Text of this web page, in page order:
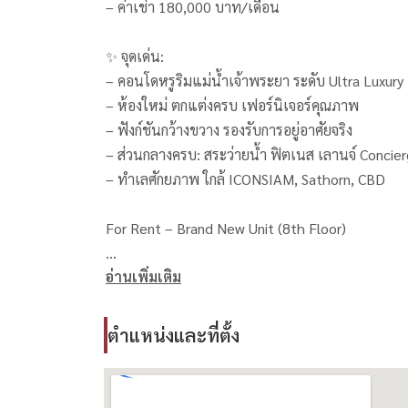
– ค่าเช่า 180,000 บาท/เดือน
✨ จุดเด่น:
– คอนโดหรูริมแม่น้ำเจ้าพระยา ระดับ Ultra Luxury
– ห้องใหม่ ตกแต่งครบ เฟอร์นิเจอร์คุณภาพ
– ฟังก์ชันกว้างขวาง รองรับการอยู่อาศัยจริง
– ส่วนกลางครบ: สระว่ายน้ำ ฟิตเนส เลานจ์
– ทำเลศักยภาพ ใกล้ ICONSIAM, Sathorn, CBD
For Rent – Brand New Unit (8th Floor)
– Size 120 sq.m.
– Rent: 180,000 THB/Month
✨ Highlights:
อ่านเพิ่มเติม
ตำแหน่งและที่ตั้ง